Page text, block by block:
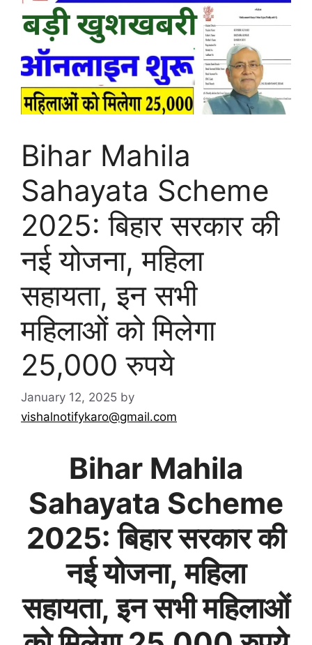
Bihar Mahila
Sahayata Scheme
2025: बिहार सरकार की
नई योजना, महिला
सहायता, इन सभी
महिलाओं को मिलेगा
25,000 रुपये
January 12, 2025 by
vishalnotifykaro@gmail.com
Bihar Mahila
Sahayata Scheme
2025: बिहार सरकार की
नई योजना, महिला
सहायता, इन सभी महिलाओं